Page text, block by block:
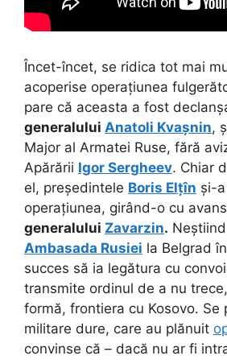
Încet-încet, se ridica tot mai
acoperise operațiunea
pare că aceasta a fost
generalului Anatoli Kvașnin,
Major al Armatei Ruse, fără
Apărării Igor Sergheev. Chiar
el, președintele Boris Elțîn și-
operațiunea, girând-o cu
generalului Zavarzin.
Ambasada Rusiei la Belgrad
succes să ia legătura cu
transmite ordinul de a nu
formă, frontiera cu Kosovo. Se
militare dure, care au plănuit
convinse că – dacă nu ar fi